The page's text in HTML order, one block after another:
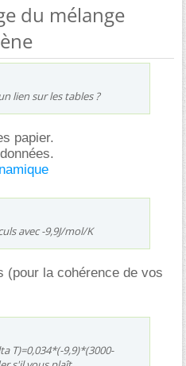
du mélange
lien sur les tables ?
papier.
avec -9,9J/mol/K
(pour la cohérence de vos
T)=0,034*(-9,9)*(3000-